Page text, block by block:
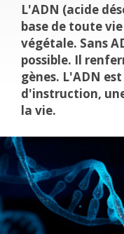
L'ADN (acide
base de toute
végétale. Sans
possible. Il
gènes. L'ADN
d'instruction,
la vie.